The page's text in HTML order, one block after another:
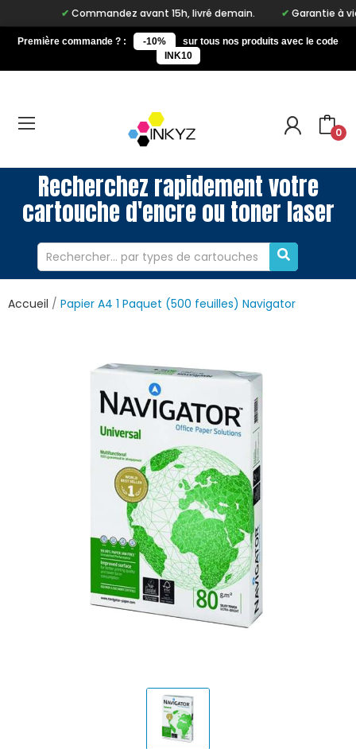
Commandez avant 15h, livré demain. Garantie à vie
Première commande ? : -10%
sur tous nos produits avec le code
INK10
0
Recherchez rapidement votre
cartouche d'encre ou toner laser
Accueil Papier A4 1 Paquet (500 feuilles) Navigator